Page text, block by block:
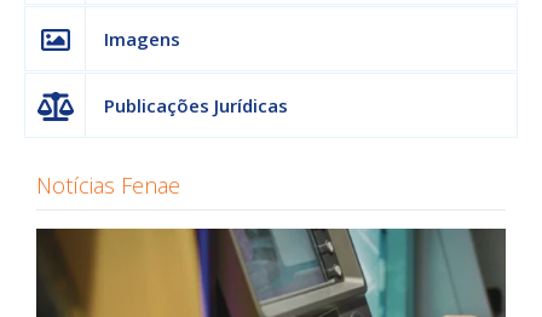
Imagens
Publicações Jurídicas
Notícias Fenae